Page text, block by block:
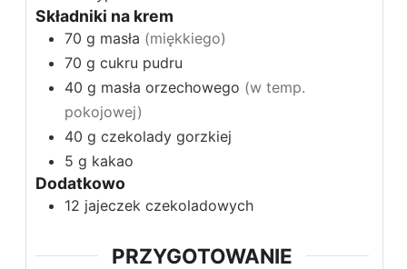
Składniki na krem
70 g masła (miękkiego)
70 g cukru pudru
40 g masła orzechowego (w temp.
pokojowej)
40 g czekolady gorzkiej
5 g kakao
Dodatkowo
12 jajeczek czekoladowych
PRZYGOTOWANIE